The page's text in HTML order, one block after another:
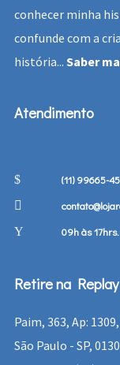
conhecer minha
confunde com a
história... Saber
Atendimento
(11) 99665-
09h às
Retire na Replay
Paim, 363, Ap:
São Paulo - SP,